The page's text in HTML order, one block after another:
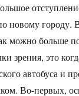
новому городу.
можно больше
зрения, это
автобуса и
Во-первых,